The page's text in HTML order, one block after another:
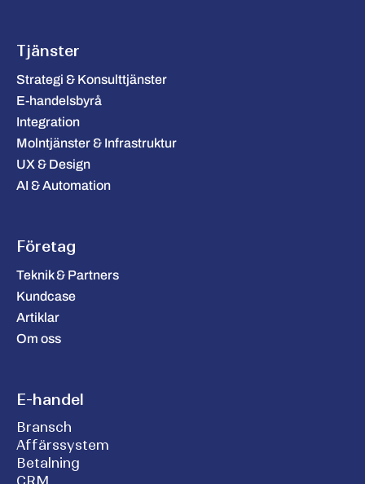
Tjänster
Strategi & Konsulttjänster
E-handelsbyrå
Integration
Molntjänster & Infrastruktur
UX & Design
AI & Automation
Företag
Teknik & Partners
Kundcase
Artiklar
Om oss
E-handel
Bransch
Affärssystem
Betalning